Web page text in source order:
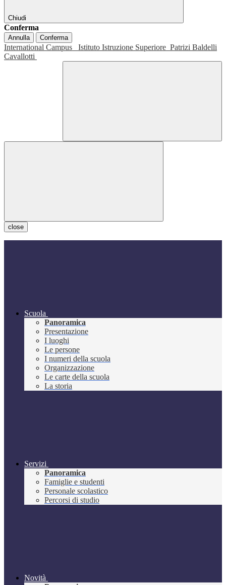
Chiudi
Conferma
Annulla Conferma
International Campus Istituto Istruzione Superiore Patrizi Baldelli
Cavallotti
close
Scuola
Panoramica
Presentazione
I luoghi
Le persone
I numeri della scuola
Organizzazione
Le carte della scuola
La storia
Servizi
Panoramica
Famiglie e studenti
Personale scolastico
Percorsi di studio
Novità